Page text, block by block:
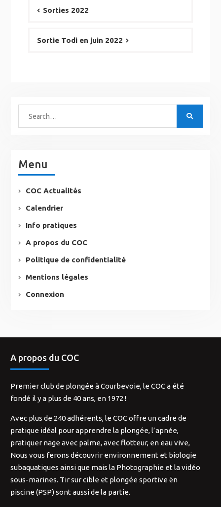
Sorties 2022
Sortie Todi en juin 2022
Menu
COC Actualités
Calendrier
Info pratiques
A propos du COC
Politique de confidentialité
Mentions légales
Connexion
A propos du COC
Premier club de plongée à Courbevoie, le COC a été
fondé il y a plus de 40 ans, en 1972 !
Avec plus de 240 adhérents, le COC offre un cadre de
pratique idéal pour apprendre la plongée, l’apnée,
pratiquer nage avec palme, avec flotteur, en eau vive,
Nous vous ferons découvrir environnement et biologie
subaquatiques ainsi que mais la Photographie et la vidéo
sous-marines. Tir sur cible et plongée sportive ën
piscine (PSP) sont aussi de la partie.